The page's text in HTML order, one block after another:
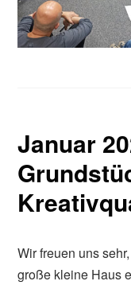
Januar
Wir freuen uns
große kleine Haus